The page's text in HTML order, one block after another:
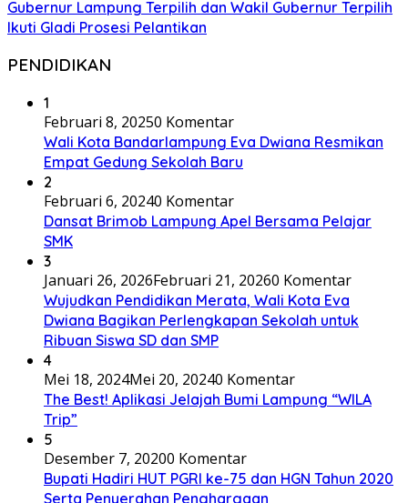
Gubernur Lampung Terpilih dan Wakil Gubernur Terpilih
Ikuti Gladi Prosesi Pelantikan
PENDIDIKAN
1
Februari 8, 20250 Komentar
Wali Kota Bandarlampung Eva Dwiana Resmikan
Empat Gedung Sekolah Baru
2
Februari 6, 20240 Komentar
Dansat Brimob Lampung Apel Bersama Pelajar
SMK
3
Januari 26, 2026Februari 21, 20260 Komentar
Wujudkan Pendidikan Merata, Wali Kota Eva
Dwiana Bagikan Perlengkapan Sekolah untuk
Ribuan Siswa SD dan SMP
4
Mei 18, 2024Mei 20, 20240 Komentar
The Best! Aplikasi Jelajah Bumi Lampung “WILA
Trip”
5
Desember 7, 20200 Komentar
Bupati Hadiri HUT PGRI ke-75 dan HGN Tahun 2020
Serta Penyerahan Penghargaan